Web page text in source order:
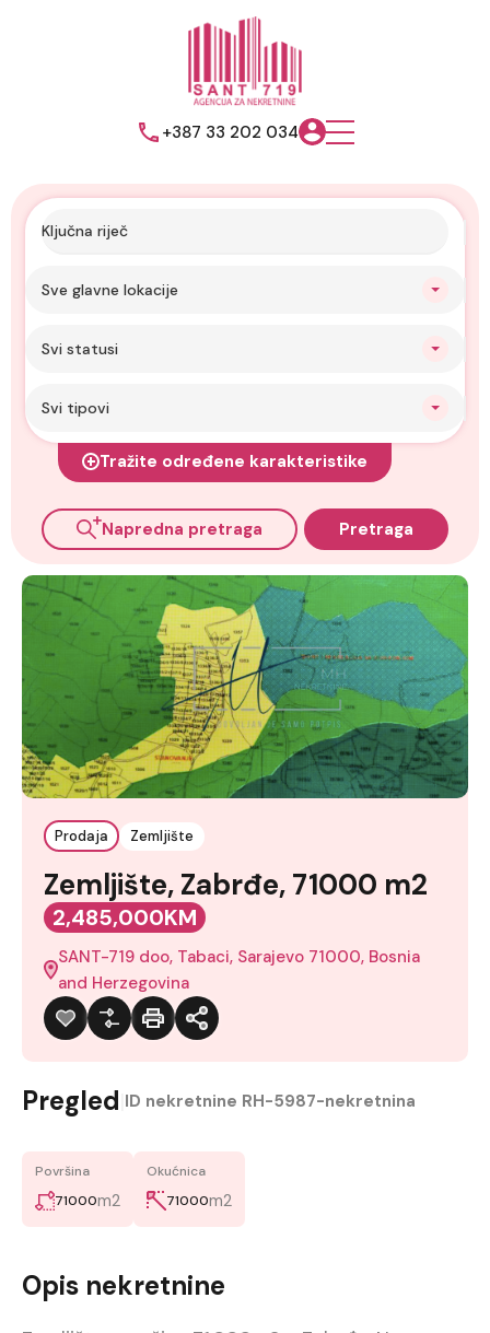
+387 33 202 034
Sve glavne lokacije
Svi statusi
Svi tipovi
Tražite određene karakteristike
Napredna pretraga Pretraga
Prodaja Zemljište
Zemljište, Zabrđe, 71000 m2
2,485,000KM
SANT-719 doo, Tabaci, Sarajevo 71000, Bosnia
and Herzegovina
Pregled ID nekretnine RH-5987-nekretnina
Površina
71000m2
Okućnica
71000m2
Opis nekretnine